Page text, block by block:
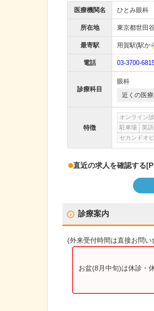
医療機関名 ひとみ眼科
所在地 東京都世田
最寄駅 用賀駅(駅か
電話 03-3700-
診療科目
眼科
近くの医
特徴
オンライン
駐車場
英語
セカンドオ
直近の求人を確認する
診療案内
(外来受付時間は直接お問い
お盆(8月中旬)は休診・